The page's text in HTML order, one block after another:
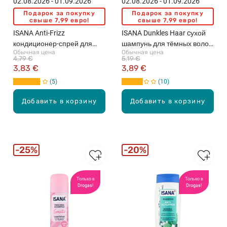
Добавить в корзину
Подарок за покупку
свыше 7,99 евро!
ISANA Anti-Frizz
кондиционер-спрей для
волос, 200мл
Обычная цена
3,83 €
4,79 €
5
Добавить в корзину
Подарок за покупку
свыше 7,99 евро!
ISANA Dunkles Haar cухой
шампунь для тёмных волос,
200мл
Обычная цена
3,89 €
5,19 €
10
Только в
Drogas!
25%
Только в
Drogas!
20%